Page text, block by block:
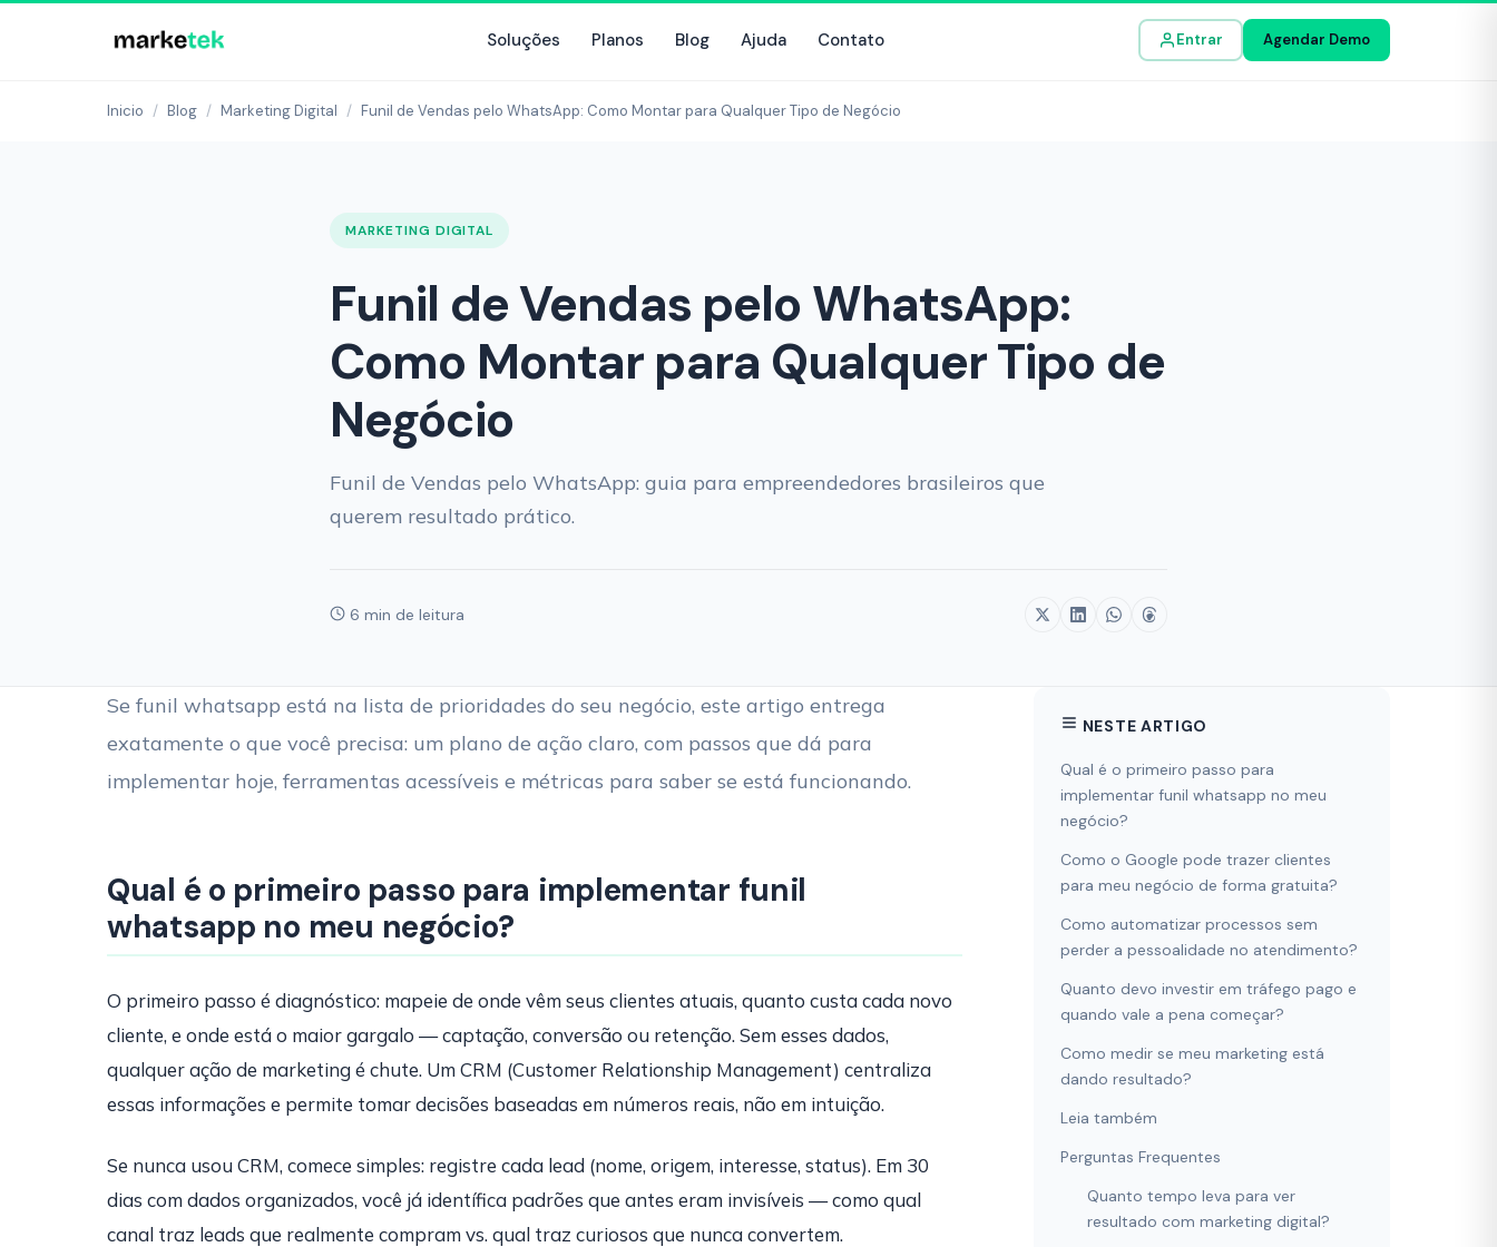
Soluções Planos Blog Ajuda Contato Entrar Agendar Demo
Inicio / Blog / Marketing Digital / Funil de Vendas pelo WhatsApp: Como Montar para Qualquer Tipo de Negócio
MARKETING DIGITAL
Funil de Vendas pelo WhatsApp:
Como Montar para Qualquer Tipo de
Negócio
Funil de Vendas pelo WhatsApp: guia para empreendedores brasileiros que
querem resultado prático.
6 min de leitura
Se funil whatsapp está na lista de prioridades do seu negócio, este artigo entrega
exatamente o que você precisa: um plano de ação claro, com passos que dá para
implementar hoje, ferramentas acessíveis e métricas para saber se está funcionando.
Qual é o primeiro passo para implementar funil
whatsapp no meu negócio?
O primeiro passo é diagnóstico: mapeie de onde vêm seus clientes atuais, quanto custa cada novo
cliente, e onde está o maior gargalo — captação, conversão ou retenção. Sem esses dados,
qualquer ação de marketing é chute. Um CRM (Customer Relationship Management) centraliza
essas informações e permite tomar decisões baseadas em números reais, não em intuição.
Se nunca usou CRM, comece simples: registre cada lead (nome, origem, interesse, status). Em 30
dias com dados organizados, você já identífica padrões que antes eram invisíveis — como qual
canal traz leads que realmente compram vs. qual traz curiosos que nunca convertem.
NESTE ARTIGO
Qual é o primeiro passo para
implementar funil whatsapp no meu
negócio?
Como o Google pode trazer clientes
para meu negócio de forma gratuita?
Como automatizar processos sem
perder a pessoalidade no atendimento?
Quanto devo investir em tráfego pago e
quando vale a pena começar?
Como medir se meu marketing está
dando resultado?
Leia também
Perguntas Frequentes
Quanto tempo leva para ver
resultado com marketing digital?